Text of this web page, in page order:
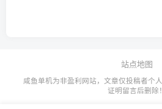
站点地图
咸鱼单机为非盈利网站，文章仅投稿者个
证明留言后删除！